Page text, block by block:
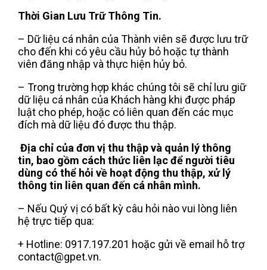
Thời Gian Lưu Trữ Thông Tin.
– Dữ liệu cá nhân của Thành viên sẽ được lưu trữ
cho đến khi có yêu cầu hủy bỏ hoặc tự thành
viên đăng nhập và thực hiện hủy bỏ.
– Trong trường hợp khác chúng tôi sẽ chỉ lưu giữ
dữ liệu cá nhân của Khách hàng khi được pháp
luật cho phép, hoặc có liên quan đến các mục
đích mà dữ liệu đó được thu thập.
Địa chỉ của đơn vị thu thập và quản lý thông
tin, bao gồm cách thức liên lạc để người tiêu
dùng có thể hỏi về hoạt động thu thập, xử lý
thông tin liên quan đến cá nhân mình.
– Nếu Quý vị có bất kỳ câu hỏi nào vui lòng liên
hệ trực tiếp qua:
+ Hotline: 0917.197.201 hoặc gửi về email hỗ trợ
contact@gpet.vn.